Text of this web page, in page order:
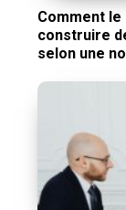
Comment
construire
selon une